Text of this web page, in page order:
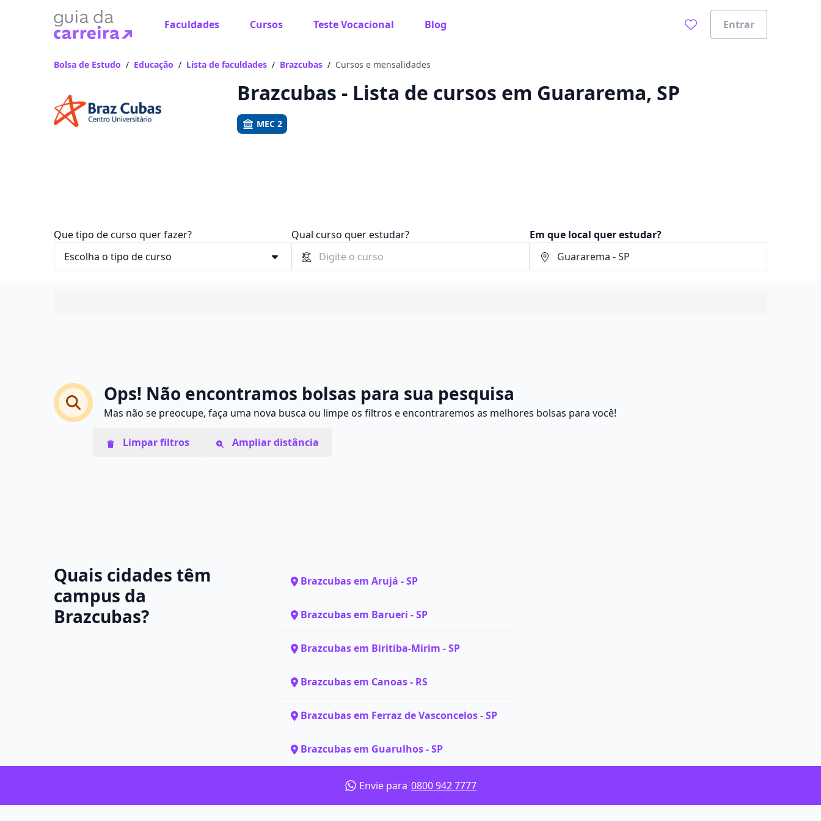
Faculdades Cursos Teste Vocacional Blog Entrar
Vamos te guiar no caminho ideal para seus estudos
Bolsa de Estudo / Educação / Lista de faculdades / Brazcubas / Cursos e mensalidades
Brazcubas - Lista de cursos em Guararema, SP
MEC 2
Que tipo de curso quer fazer? Qual curso quer estudar? Em que local quer estudar?
Ops! Não encontramos bolsas para sua pesquisa
Mas não se preocupe, faça uma nova busca ou limpe os filtros e encontraremos as melhores bolsas para você!
Limpar filtros Ampliar distância
Quais cidades têm
campus da
Brazcubas?
Brazcubas em Arujá - SP
Brazcubas em Barueri - SP
Brazcubas em Biritiba-Mirim - SP
Brazcubas em Canoas - RS
Brazcubas em Ferraz de Vasconcelos - SP
Brazcubas em Guarulhos - SP
Envie para 0800 942 7777